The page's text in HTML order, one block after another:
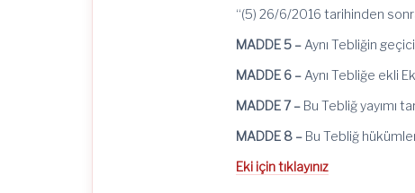
“(5) 26/6/2016 tarihinden
MADDE 5 – Aynı Tebliğin
MADDE 6 – Aynı Tebliğe ekli
MADDE 7 – Bu Tebliğ yayımı
MADDE 8 – Bu Tebliğ
Eki için tıklayınız